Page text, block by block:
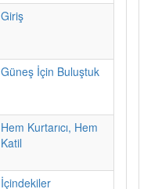
Giriş
Güneş İçin Buluştuk
Hem Kurtarıcı, Hem
Katil
İçindekiler